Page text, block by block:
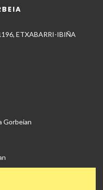
ETXABARRI-IBIÑA
Gorbeian